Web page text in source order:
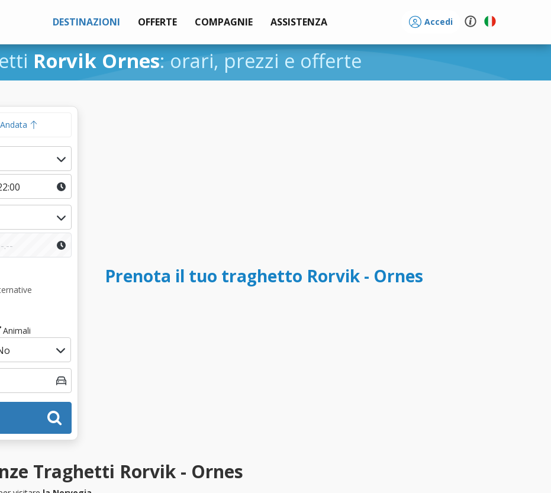
DESTINAZIONI OFFERTE COMPAGNIE ASSISTENZA Accedi
Rorvik Ornes: orari, prezzi e offerte
Animali
Prenota il tuo traghetto Rorvik - Ornes
Traghetti Rorvik - Ornes